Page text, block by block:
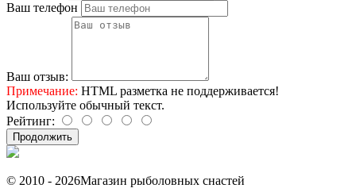
Ваш телефон
Ваш отзыв:
Примечание: HTML разметка не поддерживается!
Используйте обычный текст.
Рейтинг:
Продолжить
© 2010 - 2026Магазин рыболовных снастей